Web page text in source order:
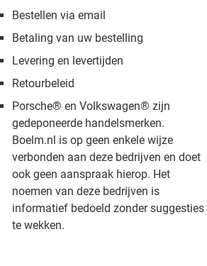
Bestellen via email
Betaling van uw bestelling
Levering en levertijden
Retourbeleid
Porsche® en Volkswagen® zijn
gedeponeerde handelsmerken.
Boelm.nl is op geen enkele wijze
verbonden aan deze bedrijven en doet
ook geen aanspraak hierop. Het
noemen van deze bedrijven is
informatief bedoeld zonder suggesties
te wekken.